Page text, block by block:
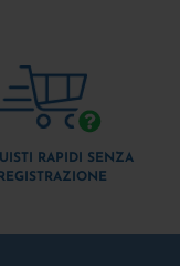
RAPIDI SENZA
REGISTRAZIONE